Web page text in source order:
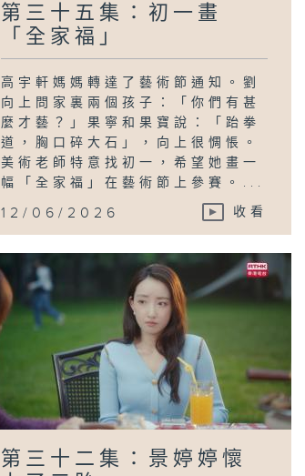
第三十五集：初一畫
「全家福」
高宇軒媽媽轉達了藝術節通知。劉
向上問家裏兩個孩子：「你們有甚
麼才藝？」果寧和果寶說：「跆拳
道，胸口碎大石」，向上很惆悵。
美術老師特意找初一，希望她畫一
幅「全家福」在藝術節上參賽。...
12/06/2026 收看
第三十二集：景婷婷懷